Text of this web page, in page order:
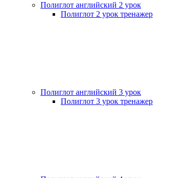
Полиглот английский 2 урок
Полиглот 2 урок тренажер
Полиглот английский 3 урок
Полиглот 3 урок тренажер